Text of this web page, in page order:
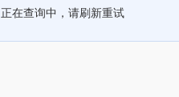
正在查询中，请刷新重试